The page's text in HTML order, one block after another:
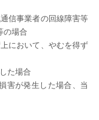
信事業者の回線障害等
の場合
において、やむを得ず
た場合
害が発生した場合、当